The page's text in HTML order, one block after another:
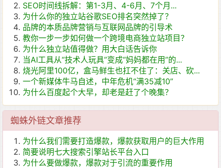
SEO时间线拆解：第1-3月、4-6月、7个月...
为什么你的独立站谷歌SEO排名突然掉了？
品牌的本质品牌营销与互联网品牌的引导术
教你一步一步如何做一个跨境电商独立站项目？
为什么独立站值得做？用大白话告诉你
当AI工具从“技术人玩具”变成“妈妈都在用”的...
烧光阿里100亿，盒马鲜生也扛不住了：关店、砍...
一个新媒体牛马自述，中年危机“满35减10”
为什么百度起个大早，却老是赶了个晚集？
蜘蛛外链文章推荐
为什么我们需要打造爆款，爆款获取用户的巨大作用
简要说明七大搜索引擎站长平台入口
为什么要做爆款，爆款对于引流的重要作用